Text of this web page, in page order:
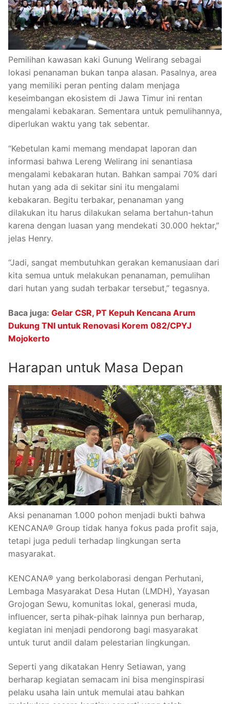
Pemilihan kawasan kaki Gunung Welirang sebagai
lokasi penanaman bukan tanpa alasan. Pasalnya, area
yang memiliki peran penting dalam menjaga
keseimbangan ekosistem di Jawa Timur ini rentan
mengalami kebakaran. Sementara untuk pemulihannya,
diperlukan waktu yang tak sebentar.
“Kebetulan kami memang mendapat laporan dan
informasi bahwa Lereng Welirang ini senantiasa
mengalami kebakaran hutan. Bahkan sampai 70% dari
hutan yang ada di sekitar sini itu mengalami
kebakaran. Begitu terbakar, penanaman yang
dilakukan itu harus dilakukan selama bertahun-tahun
karena dengan luasan yang mendekati 30.000 hektar,”
jelas Henry.
“Jadi, sangat membutuhkan gerakan kemanusiaan dari
kita semua untuk melakukan penanaman, pemulihan
dari hutan yang sudah terbakar tersebut,” tegasnya.
Baca juga: Gelar CSR, PT Kepuh Kencana Arum
Dukung TNI untuk Renovasi Korem 082/CPYJ
Mojokerto
Harapan untuk Masa Depan
Aksi penanaman 1.000 pohon menjadi bukti bahwa
KENCANA® Group tidak hanya fokus pada profit saja,
tetapi juga peduli terhadap lingkungan serta
masyarakat.
KENCANA® yang berkolaborasi dengan Perhutani,
Lembaga Masyarakat Desa Hutan (LMDH), Yayasan
Grojogan Sewu, komunitas lokal, generasi muda,
influencer, serta pihak-pihak lainnya pun berharap,
kegiatan ini menjadi pendorong bagi masyarakat
untuk turut andil dalam pelestarian lingkungan.
Seperti yang dikatakan Henry Setiawan, yang
berharap kegiatan semacam ini bisa menginspirasi
pelaku usaha lain untuk memulai atau bahkan